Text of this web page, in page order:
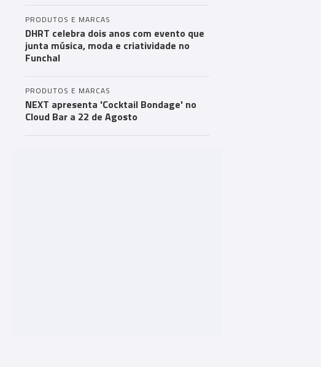
PRODUTOS E MARCAS
DHRT celebra dois anos com evento que
junta música, moda e criatividade no
Funchal
PRODUTOS E MARCAS
NEXT apresenta 'Cocktail Bondage' no
Cloud Bar a 22 de Agosto